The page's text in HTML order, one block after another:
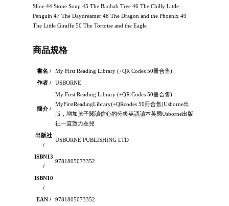
Shoe 44 Stone Soup 45 The Baobab Tree 46 The Chilly Little
Penguin 47 The Daydreamer 48 The Dragon and the Phoenix 49
The Little Giraffe 50 The Tortoise and the Eagle
商品規格
書名 /
My First Reading Library (+QR Codes 50冊合售)
作者 /
USBORNE
簡介 /
My First Reading Library (+QR Codes 50冊合售)：
MyFirstReadingLibrary(+QRcodes 50冊合售)Usborne出
版，增加孩子閱讀信心的分級英語讀本英國Usborne出版
社一直致力在兒
出版社
/
USBORNE PUBLISHING LTD
ISBN13
/
9781805073352
ISBN10
/
EAN /
9781805073352